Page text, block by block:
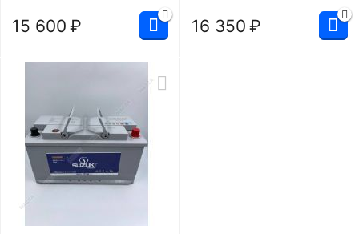
15 600 ₽ 16 350 ₽